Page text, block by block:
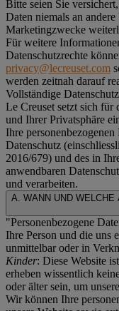
Bitte seien Sie
Daten niemals an
Marketingzwecke
Für weitere
Datenschutzrechte
privacy@lecreuset.com
werden zeitnah darauf
Vollständige
Le Creuset setzt sich für
und Ihrer Privatsphäre
Ihre
Datenschutz
2016/679) und des in
anwendbaren
und verarbeiten.
A. WANN UND
"Personenbezogene
Ihre Person und die uns
unmittelbar oder in
Kinder: Diese Website
erheben wissentlich
oder älter sein, um
Wir können Ihre